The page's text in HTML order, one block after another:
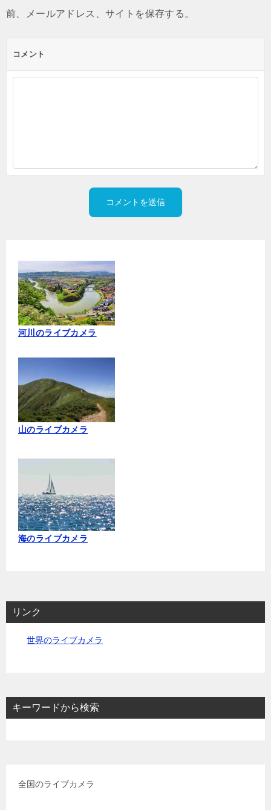
前、メールアドレス、サイトを保存する。
コメント
河川のライブカメラ
山のライブカメラ
海のライブカメラ
リンク
世界のライブカメラ
キーワードから検索
全国のライブカメラ